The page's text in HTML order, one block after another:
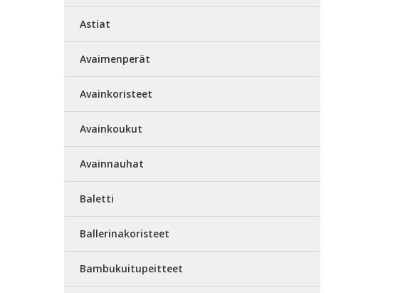
Astiat
Avaimenperät
Avainkoristeet
Avainkoukut
Avainnauhat
Baletti
Ballerinakoristeet
Bambukuitupeitteet